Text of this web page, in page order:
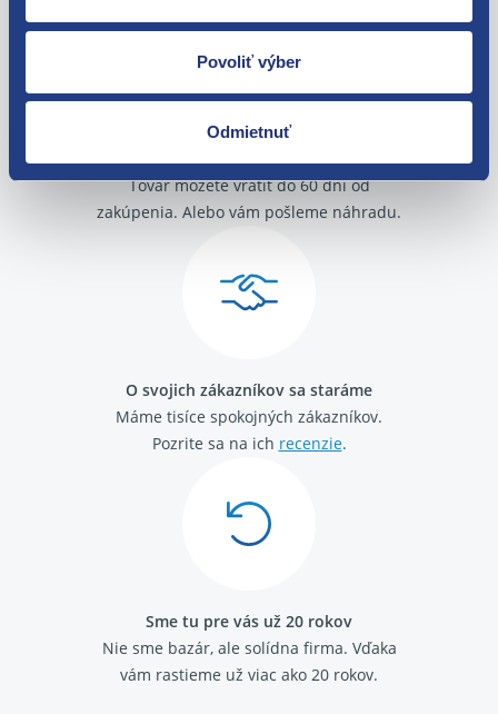
Povoliť výber
Odmietnuť
Nie ste spokojní? Vyriešime to!
Tovar môžete vrátiť do 60 dní od
zakúpenia. Alebo vám pošleme náhradu.
O svojich zákazníkov sa staráme
Máme tisíce spokojných zákazníkov.
Pozrite sa na ich recenzie.
Sme tu pre vás už 20 rokov
Nie sme bazár, ale solídna firma. Vďaka
vám rastieme už viac ako 20 rokov.